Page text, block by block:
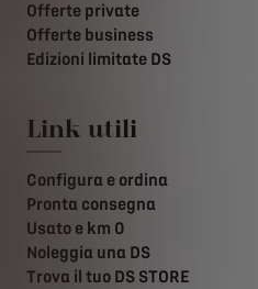
Offerte private
Offerte business
Edizioni limitate DS
Link utili
Configura e ordina
Pronta consegna
Usato e km 0
Noleggia una DS
Trova il tuo DS STORE